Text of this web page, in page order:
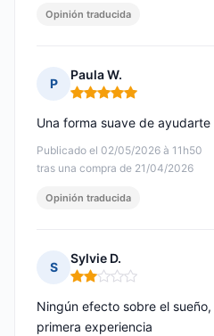
Opinión traducida
P
Paula W.
Nota: 5 de 5
Publicado el 02/05/2026 à 11h50
tras una compra de 21/04/2026
Una forma suave de ayudarte
Opinión traducida
S
Sylvie D.
Nota: 2 de 5
Ningún efecto sobre el
primera experiencia